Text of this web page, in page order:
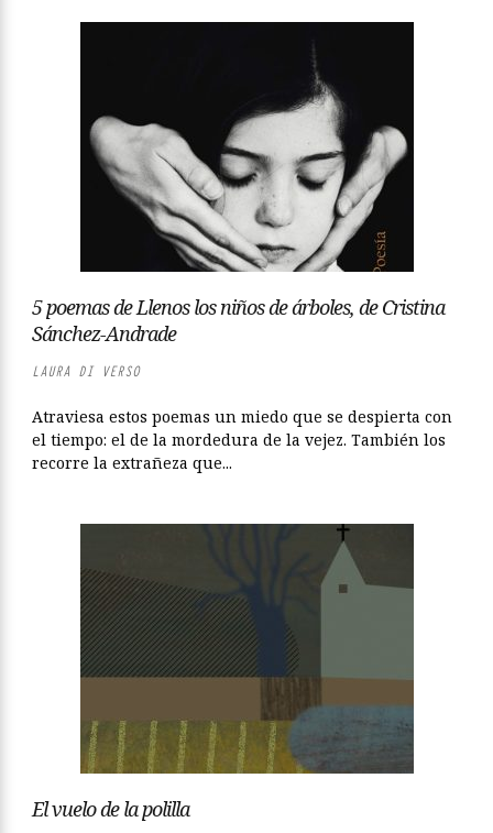
5 poemas de Llenos los niños de árboles, de Cristina
Sánchez-Andrade
LAURA DI VERSO
Atraviesa estos poemas un miedo que se despierta con
el tiempo: el de la mordedura de la vejez. También los
recorre la extrañeza que...
El vuelo de la polilla